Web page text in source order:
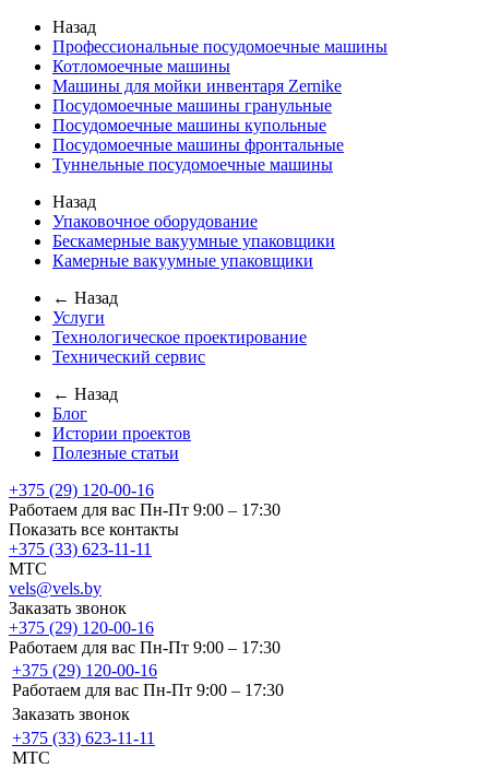
Назад
Профессиональные посудомоечные машины
Котломоечные машины
Машины для мойки инвентаря Zernike
Посудомоечные машины гранульные
Посудомоечные машины купольные
Посудомоечные машины фронтальные
Туннельные посудомоечные машины
Назад
Упаковочное оборудование
Бескамерные вакуумные упаковщики
Камерные вакуумные упаковщики
← Назад
Услуги
Технологическое проектирование
Технический сервис
← Назад
Блог
Истории проектов
Полезные статьи
+375 (29) 120-00-16
Работаем для вас Пн-Пт 9:00 – 17:30
Показать все контакты
+375 (33) 623-11-11
MTC
vels@vels.by
Заказать звонок
+375 (29) 120-00-16
Работаем для вас Пн-Пт 9:00 – 17:30
+375 (29) 120-00-16
Работаем для вас Пн-Пт 9:00 – 17:30
Заказать звонок
+375 (33) 623-11-11
MTC